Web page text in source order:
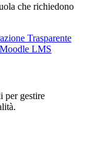
che richiedono
Trasparente
Moodle LMS
per gestire